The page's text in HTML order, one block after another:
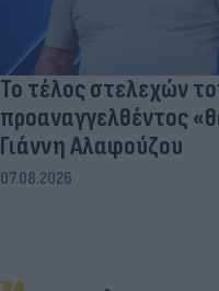
Το τέλος στελεχών
προαναγγελθέντος
Γιάννη Αλαφούζου
07.08.2026